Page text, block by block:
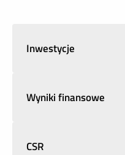
Inwestycje
Wyniki finansowe
CSR